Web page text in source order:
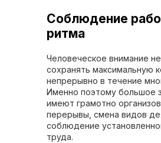
Соблюдение
ритма
Человеческое внимание
сохранять максимальную
непрерывно в течение
Именно поэтому большое
имеют грамотно
перерывы, смена видов
соблюдение
труда.